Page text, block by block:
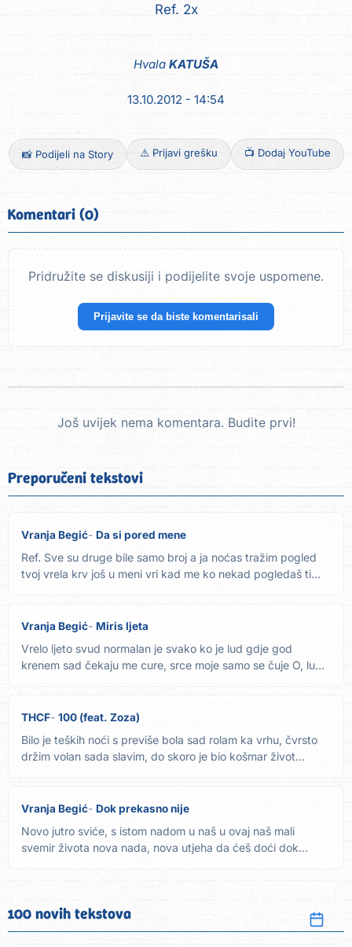
Ref. 2x
Hvala KATUŠA
13.10.2012 - 14:54
📸 Podijeli na Story ⚠️ Prijavi grešku 📺 Dodaj YouTube
Komentari (0)
Pridružite se diskusiji i podijelite svoje uspomene.
Prijavite se da biste komentarisali
Još uvijek nema komentara. Budite prvi!
Preporučeni tekstovi
Vranja Begić Da si pored mene
Ref. Sve su druge bile samo broj a ja noćas tražim pogled
tvoj vrela krv još u meni vri kad me ko nekad pogledaš ti...
Vranja Begić Miris ljeta
Vrelo ljeto svud normalan je svako ko je lud gdje god
krenem sad čekaju me cure, srce moje samo se čuje O, ludi
THCF 100 (feat. Zoza)
Bilo je teških noći s previše bola sad rolam ka vrhu, čvrsto
držim volan sada slavim, do skoro je bio košmar život...
Vranja Begić Dok prekasno nije
Novo jutro sviće, s istom nadom u naš u ovaj naš mali
svemir života nova nada, nova utjeha da ćeš doći dok
100 novih tekstova